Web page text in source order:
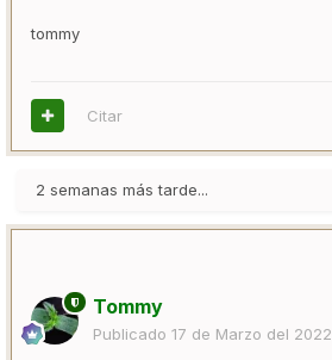
tommy
Citar
2 semanas más tarde...
Tommy
Publicado 17 de Marzo del 2022